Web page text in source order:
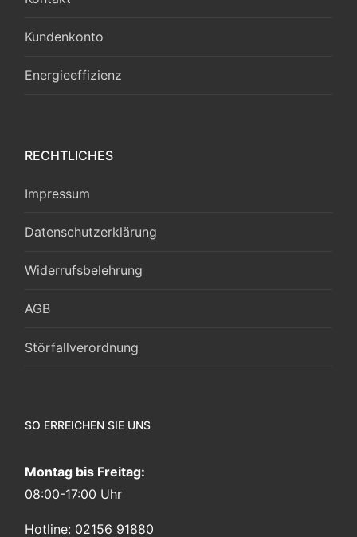
Kundenkonto
Energieeffizienz
RECHTLICHES
Impressum
Datenschutzerklärung
Widerrufsbelehrung
AGB
Störfallverordnung
SO ERREICHEN SIE UNS
Montag bis Freitag:
08:00-17:00 Uhr
Hotline: 02156 91880